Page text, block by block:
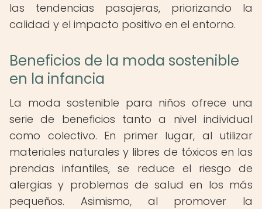
las tendencias pasajeras, priorizando la
calidad y el impacto positivo en el entorno.
Beneficios de la moda sostenible
en la infancia
La moda sostenible para niños ofrece una
serie de beneficios tanto a nivel individual
como colectivo. En primer lugar, al utilizar
materiales naturales y libres de tóxicos en las
prendas infantiles, se reduce el riesgo de
alergias y problemas de salud en los más
pequeños. Asimismo, al promover la